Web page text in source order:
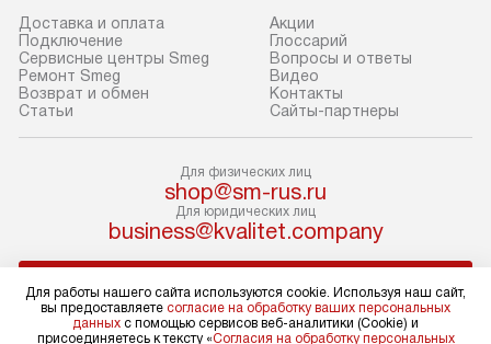
покупку до двери вашей квартиры
или места установки, пожалуйста,
предварительно согласуйте это
с менеджером. За эту услугу будет
взиматься дополнительная плата.
Обратите внимание на размеры
товара: например, если габариты
холодильника не позволяют
пронести его через дверной проем,
сотрудники транспортной службы
не имеют права производить
демонтаж дверцы, ручек или других
существующим
После этого
коммуникаций,
материалы,
и
Доставка и оплата
Подключение
Сервисные центры Smeg
Ремонт Smeg
Возврат и обмен
Статьи
Акции
Глоссарий
Вопросы и ответы
Видео
Контакты
Сайты-партнеры
Для физических лиц
shop@sm-rus.ru
Для юридических лиц
business@kvalitet.company
Политика конфиденциальности
Для работы нашего сайта используются cookie. Используя наш сайт,
вы предоставляете согласие на обработку ваших персональных
данных с помощью сервисов веб-аналитики (Cookie) и
присоединяетесь к тексту «Согласия на обработку персональных